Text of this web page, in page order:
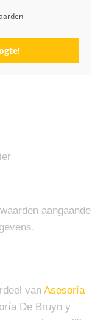
aangaande
van Asesoría
De Bruyn y